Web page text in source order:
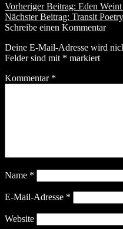
Vorheriger Beitrag: Eden
Nächster Beitrag: Transit
Schreibe einen Kommentar
Deine E-Mail-Adresse wird
Felder sind mit * markiert
Kommentar *
Name *
E-Mail-Adresse *
Website